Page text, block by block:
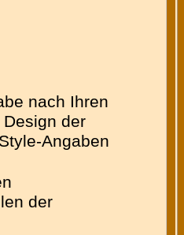
nach Ihren
der
Angaben
der